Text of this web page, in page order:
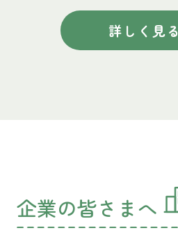
詳しく見る
企業の皆さまへ